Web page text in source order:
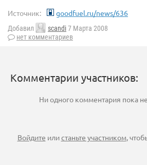
Источник: goodfuel.ru/news/636
Добавил scandi7 Марта 2008
нет комментариев
Комментарии участников:
Ни одного комментария пока
Войдите илистаньте участником,